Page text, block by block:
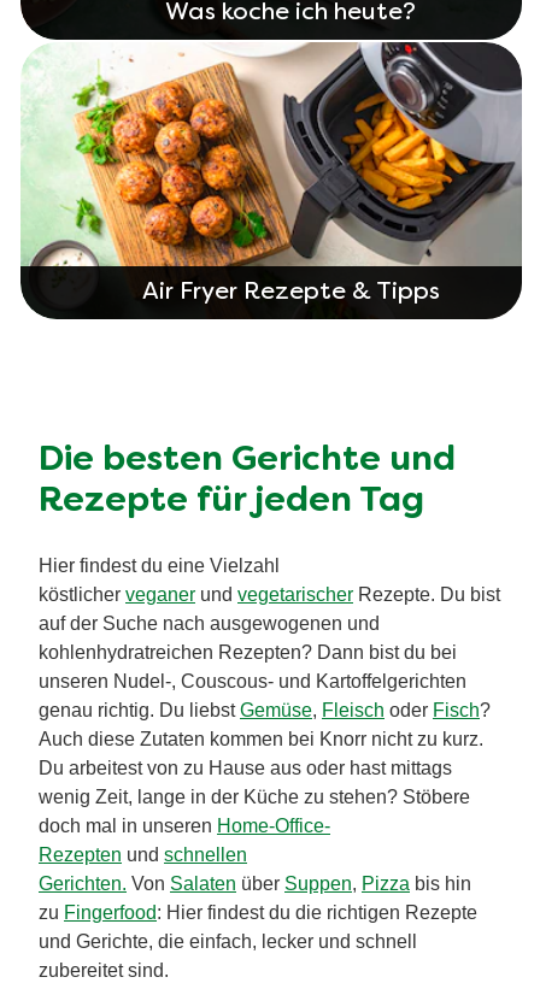
Was koche ich heute?
Air Fryer Rezepte & Tipps
Die besten Gerichte und
Rezepte für jeden Tag
Hier findest du eine Vielzahl
köstlicher veganer und vegetarischer Rezepte. Du bist
auf der Suche nach ausgewogenen und
kohlenhydratreichen Rezepten? Dann bist du bei
unseren Nudel-, Couscous- und Kartoffelgerichten
genau richtig. Du liebstGemüse, Fleisch oder Fisch?
Auch diese Zutaten kommen bei Knorr nicht zu kurz.
Du arbeitest von zu Hause aus oder hast mittags
wenig Zeit, lange in der Küche zu stehen? Stöbere
doch mal in unseren Home-Office-
Rezepten und schnellen
Gerichten. Von Salaten über Suppen, Pizza bis hin
zu Fingerfood: Hier findest du die richtigen Rezepte
und Gerichte, die einfach, lecker und schnell
zubereitet sind.